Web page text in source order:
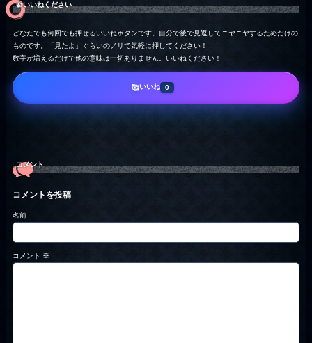
👍️いいねください
どなたでも何回でも押せるいいねボタンです。自分で後で見返してニヤニヤするためだけの
ものです。「見たよ」ぐらいのノリで気軽に押してください！
数字が増えるだけで他の意味は一切ありません。いいねください！
🥰いいね 0
コメント
コメントを投稿
名前
コメント ※